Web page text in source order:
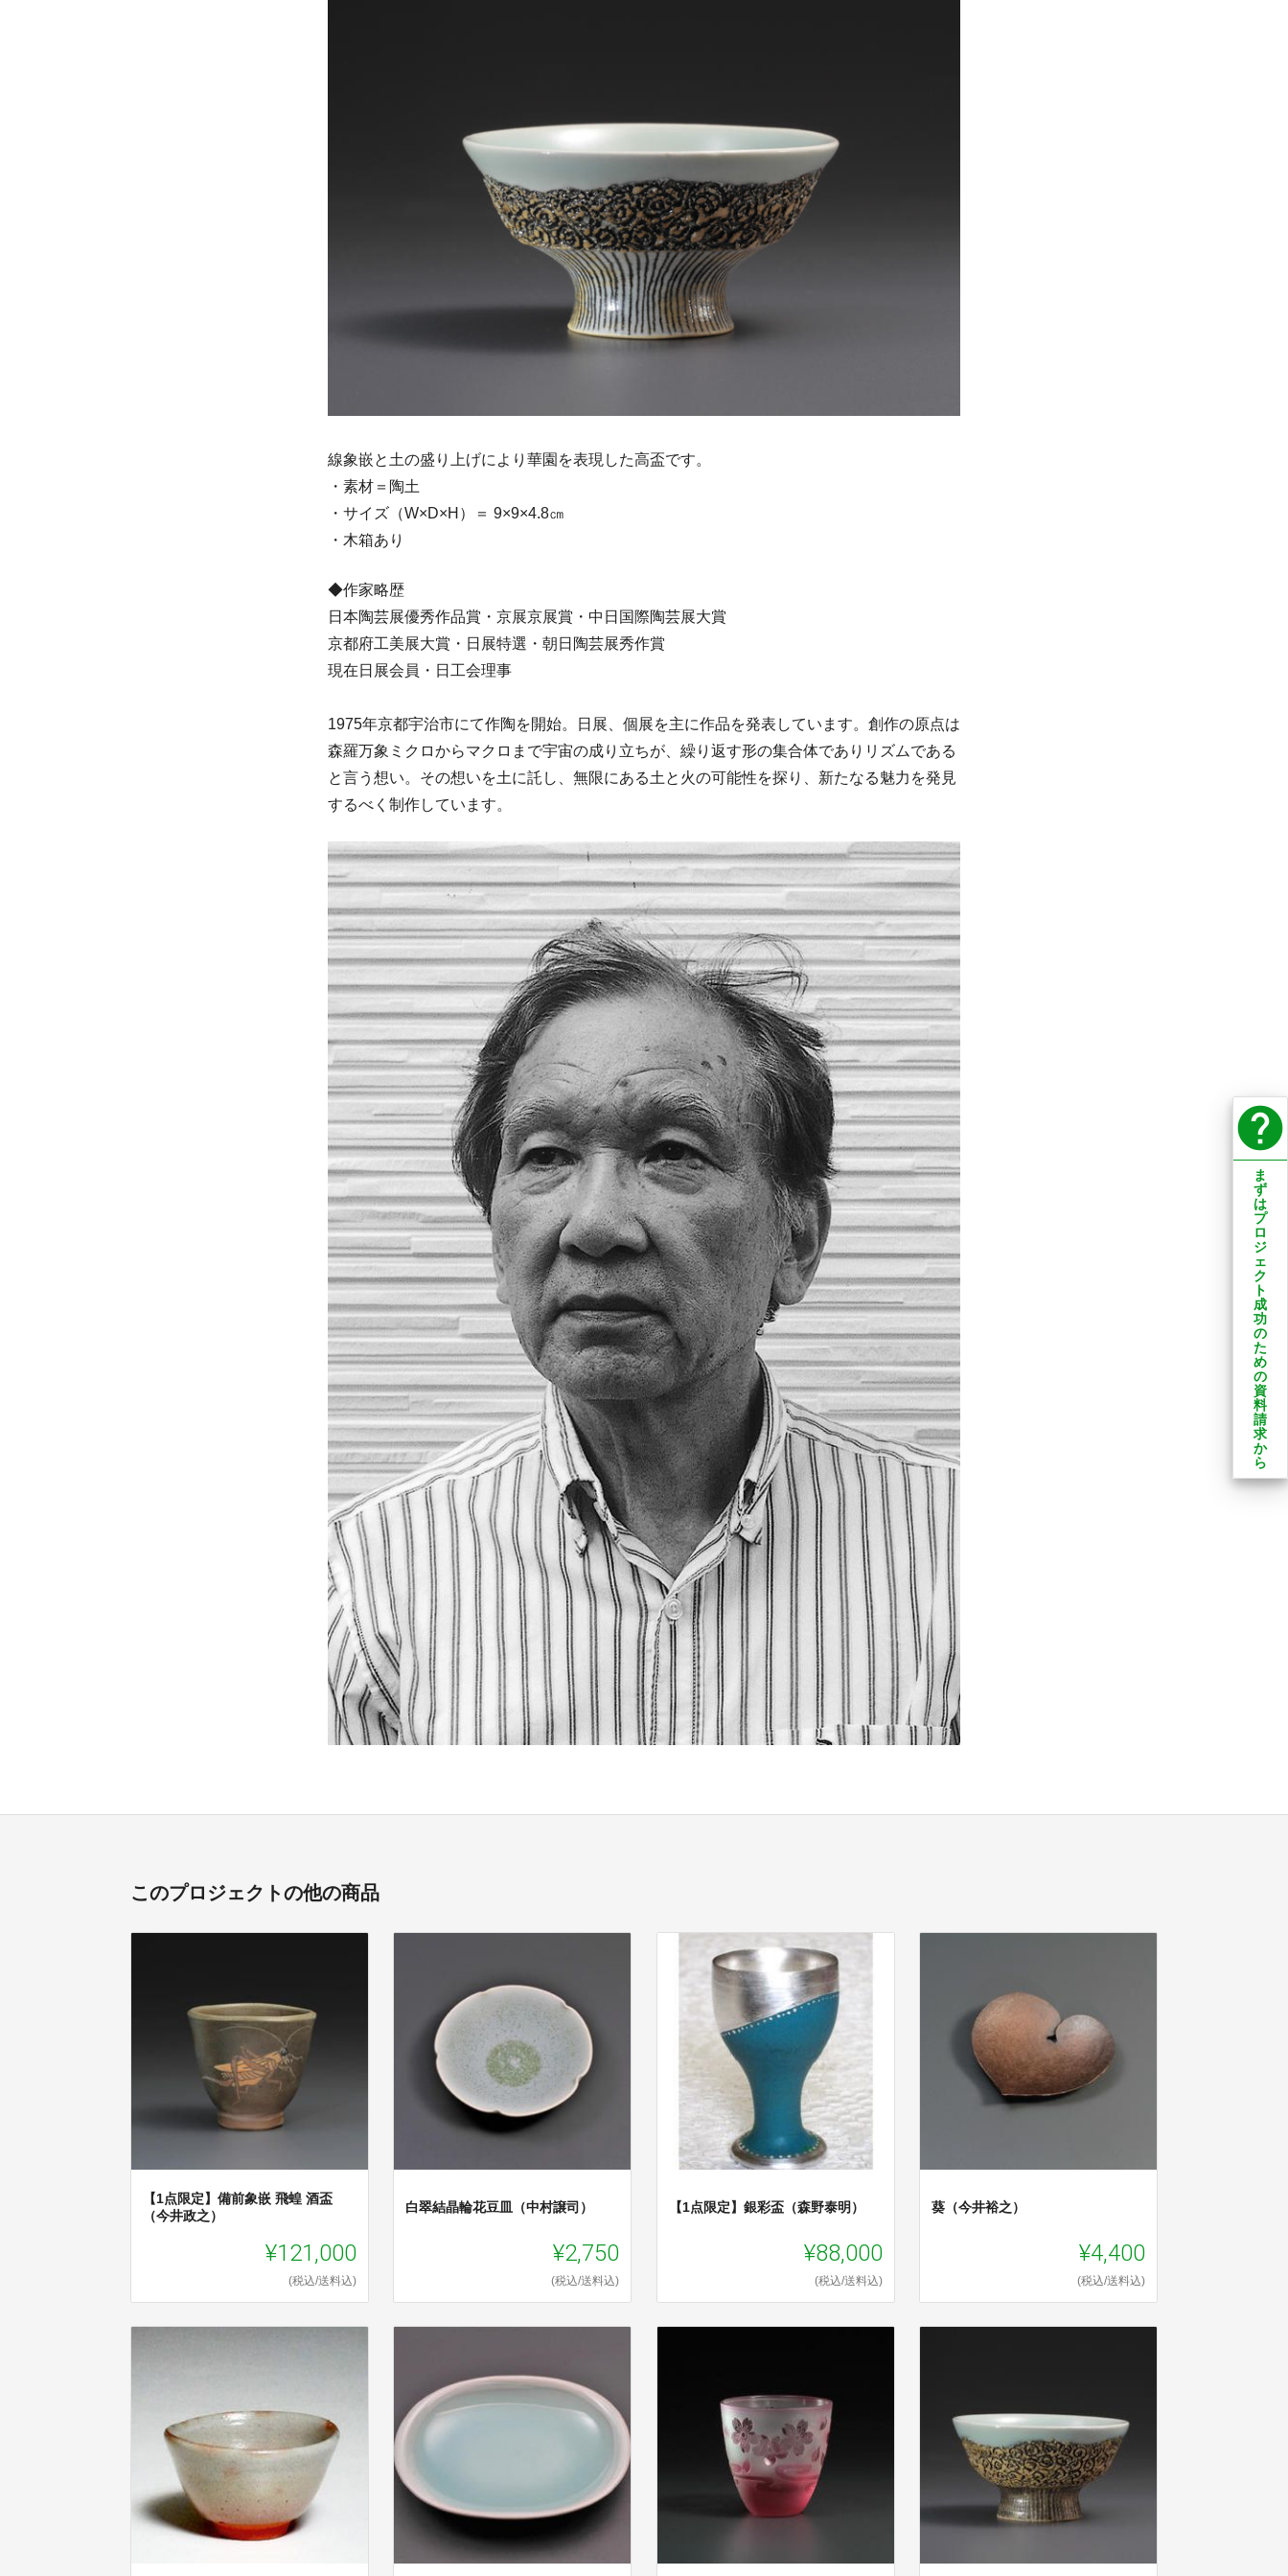
線象嵌と土の盛り上げにより華園を表現した高盃です。
・素材＝陶土
・サイズ（W×D×H）＝ 9×9×4.8㎝
・木箱あり
◆作家略歴
日本陶芸展優秀作品賞・京展京展賞・中日国際陶芸展大賞
京都府工美展大賞・日展特選・朝日陶芸展秀作賞
現在日展会員・日工会理事
1975年京都宇治市にて作陶を開始。日展、個展を主に作品を発表しています。創作の原点は
森羅万象ミクロからマクロまで宇宙の成り立ちが、繰り返す形の集合体でありリズムである
と言う想い。その想いを土に託し、無限にある土と火の可能性を探り、新たなる魅力を発見
するべく制作しています。
このプロジェクトの他の商品
【1点限定】備前象嵌 飛蝗 酒盃
（今井政之）
¥121,000
(税込/送料込)
白翠結晶輪花豆皿（中村譲司）
¥2,750
(税込/送料込)
【1点限定】銀彩盃（森野泰明）
¥88,000
(税込/送料込)
葵（今井裕之）
¥4,400
(税込/送料込)
help
ま
ず
は
プ
ロ
ジ
ェ
ク
ト
成
功
の
た
め
の
資
料
請
求
か
ら